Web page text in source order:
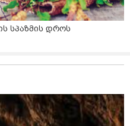
სპაზმის დროს